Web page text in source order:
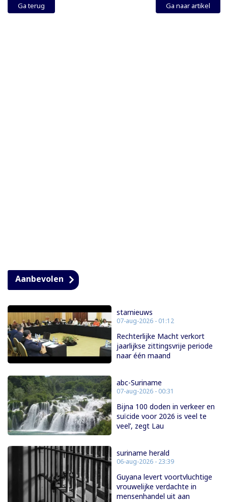
Ga terug Ga naar artikel
Aanbevolen
starnieuws
07-aug-2026 - 01:12
Rechterlijke Macht verkort
jaarlijkse zittingsvrije periode
naar één maand
abc-Suriname
07-aug-2026 - 00:31
Bijna 100 doden in verkeer en
suïcide voor 2026 is veel te
veel’, zegt Lau
suriname herald
06-aug-2026 - 23:39
Guyana levert voortvluchtige
vrouwelijke verdachte in
mensenhandel uit aan